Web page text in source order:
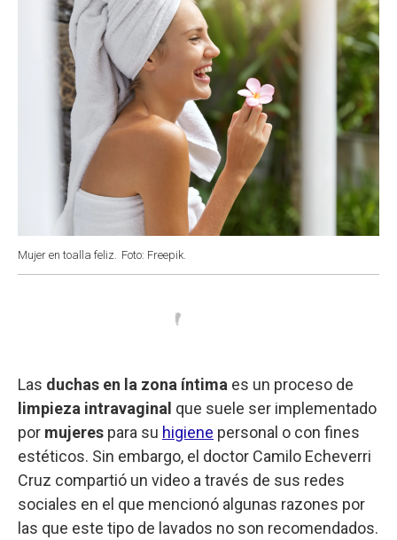
Mujer en toalla feliz. Foto: Freepik.
Las duchas en la zona íntima es un proceso de
limpieza intravaginal que suele ser implementado
por mujeres para su higiene personal o con fines
estéticos. Sin embargo, el doctor Camilo Echeverri
Cruz compartió un video a través de sus redes
sociales en el que mencionó algunas razones por
las que este tipo de lavados no son recomendados.